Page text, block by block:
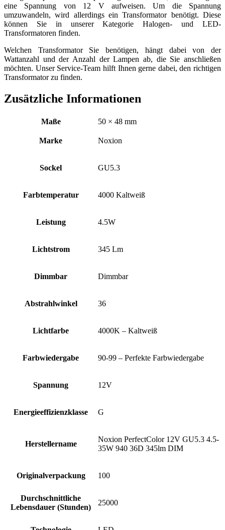
eine Spannung von 12 V aufweisen. Um die Spannung
umzuwandeln, wird allerdings ein Transformator benötigt. Diese
können Sie in unserer Kategorie Halogen- und LED-
Transformatoren finden.
Welchen Transformator Sie benötigen, hängt dabei von der
Wattanzahl und der Anzahl der Lampen ab, die Sie anschließen
möchten. Unser Service-Team hilft Ihnen gerne dabei, den richtigen
Transformator zu finden.
Zusätzliche Informationen
Maße 50 × 48 mm
Marke Noxion
Sockel GU5.3
Farbtemperatur 4000 Kaltweiß
Leistung 4.5W
Lichtstrom 345 Lm
Dimmbar Dimmbar
Abstrahlwinkel 36
Lichtfarbe 4000K – Kaltweiß
Farbwiedergabe 90-99 – Perfekte Farbwiedergabe
Spannung 12V
Energieeffizienzklasse G
Herstellername
Noxion PerfectColor 12V GU5.3 4.5-
35W 940 36D 345lm DIM
Originalverpackung 100
Durchschnittliche
Lebensdauer (Stunden)
25000